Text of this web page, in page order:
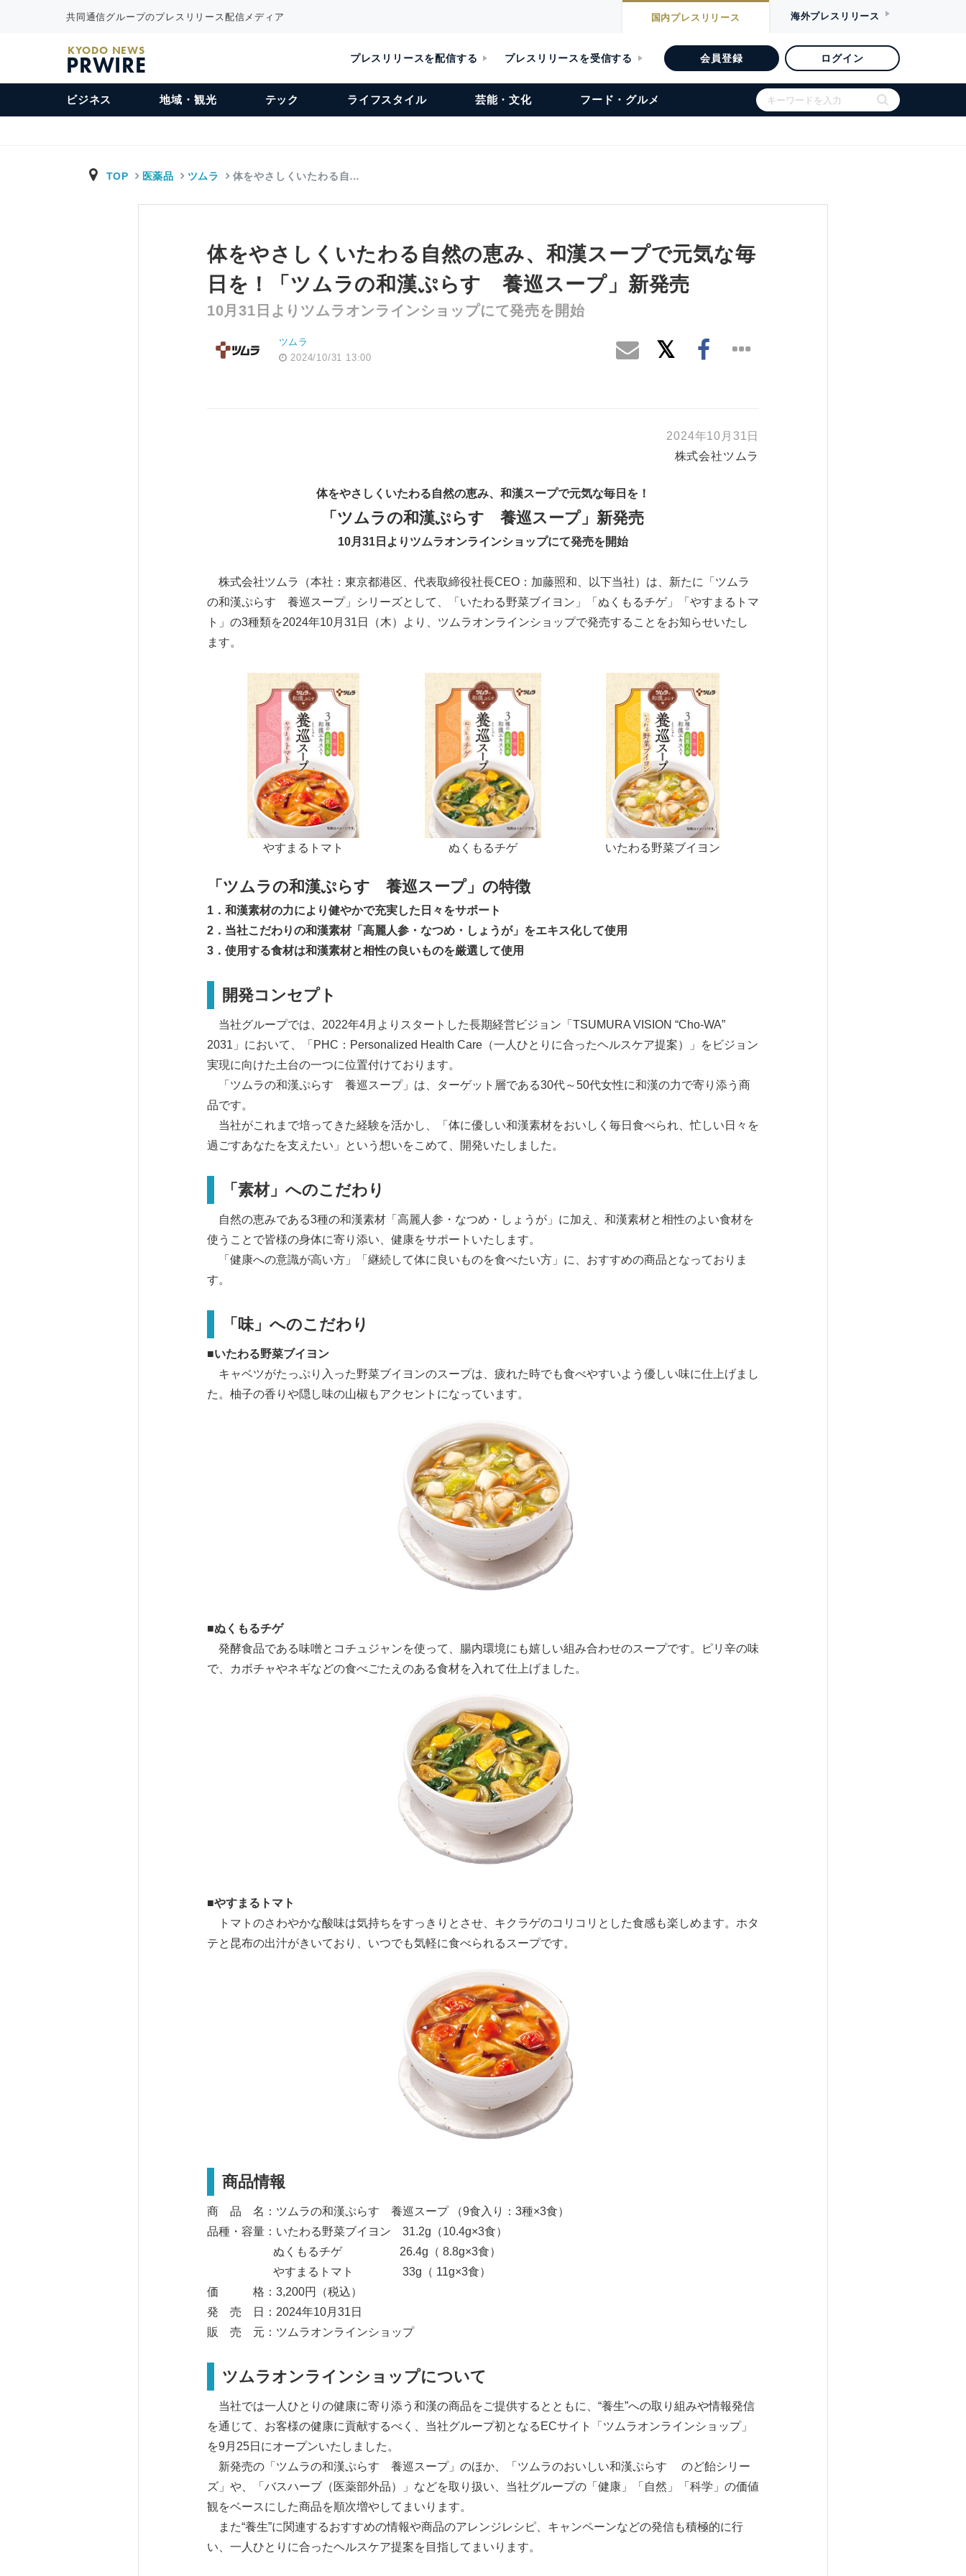
共同通信グループのプレスリリース配信メディア 国内プレスリリース 海外プレスリリース
KYODO NEWS
PRWIRE プレスリリースを配信する プレスリリースを受信する 会員登録 ログイン
ビジネス 地域・観光 テック ライフスタイル 芸能・文化 フード・グルメ
TOP 医薬品 ツムラ 体をやさしくいたわる自…
体をやさしくいたわる自然の恵み、和漢スープで元気な毎
日を！「ツムラの和漢ぷらす 養巡スープ」新発売
10月31日よりツムラオンラインショップにて発売を開始
ツムラ
2024/10/31 13:00
2024年10月31日
株式会社ツムラ
体をやさしくいたわる自然の恵み、和漢スープで元気な毎日を！
「ツムラの和漢ぷらす 養巡スープ」新発売
10月31日よりツムラオンラインショップにて発売を開始
株式会社ツムラ（本社：東京都港区、代表取締役社長CEO：加藤照和、以下当社）は、新たに「ツムラ
の和漢ぷらす 養巡スープ」シリーズとして、「いたわる野菜ブイヨン」「ぬくもるチゲ」「やすまるトマ
ト」の3種類を2024年10月31日（木）より、ツムラオンラインショップで発売することをお知らせいたし
ます。
やすまるトマト ぬくもるチゲ いたわる野菜ブイヨン
「ツムラの和漢ぷらす 養巡スープ」の特徴
1．和漢素材の力により健やかで充実した日々をサポート
2．当社こだわりの和漢素材「高麗人参・なつめ・しょうが」をエキス化して使用
3．使用する食材は和漢素材と相性の良いものを厳選して使用
開発コンセプト
当社グループでは、2022年4月よりスタートした長期経営ビジョン「TSUMURA VISION “Cho-WA”
2031」において、「PHC：Personalized Health Care（一人ひとりに合ったヘルスケア提案）」をビジョン
実現に向けた土台の一つに位置付けております。
「ツムラの和漢ぷらす 養巡スープ」は、ターゲット層である30代～50代女性に和漢の力で寄り添う商
品です。
当社がこれまで培ってきた経験を活かし、「体に優しい和漢素材をおいしく毎日食べられ、忙しい日々を
過ごすあなたを支えたい」という想いをこめて、開発いたしました。
「素材」へのこだわり
自然の恵みである3種の和漢素材「高麗人参・なつめ・しょうが」に加え、和漢素材と相性のよい食材を
使うことで皆様の身体に寄り添い、健康をサポートいたします。
「健康への意識が高い方」「継続して体に良いものを食べたい方」に、おすすめの商品となっておりま
す。
「味」へのこだわり
■いたわる野菜ブイヨン
キャベツがたっぷり入った野菜ブイヨンのスープは、疲れた時でも食べやすいよう優しい味に仕上げまし
た。柚子の香りや隠し味の山椒もアクセントになっています。
■ぬくもるチゲ
発酵食品である味噌とコチュジャンを使って、腸内環境にも嬉しい組み合わせのスープです。ピリ辛の味
で、カボチャやネギなどの食べごたえのある食材を入れて仕上げました。
■やすまるトマト
トマトのさわやかな酸味は気持ちをすっきりとさせ、キクラゲのコリコリとした食感も楽しめます。ホタ
テと昆布の出汁がきいており、いつでも気軽に食べられるスープです。
商品情報
商 品 名：ツムラの和漢ぷらす 養巡スープ （9食入り：3種×3食）
品種・容量：いたわる野菜ブイヨン 31.2g（10.4g×3食）
ぬくもるチゲ 26.4g（ 8.8g×3食）
やすまるトマト 33g（ 11g×3食）
価 格：3,200円（税込）
発 売 日：2024年10月31日
販 売 元：ツムラオンラインショップ
ツムラオンラインショップについて
当社では一人ひとりの健康に寄り添う和漢の商品をご提供するとともに、“養生”への取り組みや情報発信
を通じて、お客様の健康に貢献するべく、当社グループ初となるECサイト「ツムラオンラインショップ」
を9月25日にオープンいたしました。
新発売の「ツムラの和漢ぷらす 養巡スープ」のほか、「ツムラのおいしい和漢ぷらす のど飴シリー
ズ」や、「バスハーブ（医薬部外品）」などを取り扱い、当社グループの「健康」「自然」「科学」の価値
観をベースにした商品を順次増やしてまいります。
また“養生”に関連するおすすめの情報や商品のアレンジレシピ、キャンペーンなどの発信も積極的に行
い、一人ひとりに合ったヘルスケア提案を目指してまいります。
Japanese